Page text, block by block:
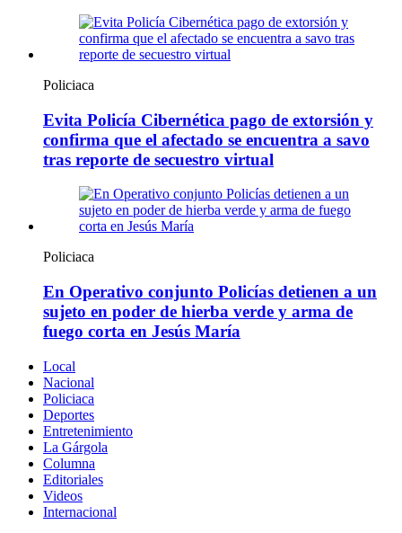
Policiaca
Evita Policía Cibernética pago de extorsión y
confirma que el afectado se encuentra a savo
tras reporte de secuestro virtual
Policiaca
En Operativo conjunto Policías detienen a un
sujeto en poder de hierba verde y arma de
fuego corta en Jesús María
Local
Nacional
Policiaca
Deportes
Entretenimiento
La Gárgola
Columna
Editoriales
Videos
Internacional